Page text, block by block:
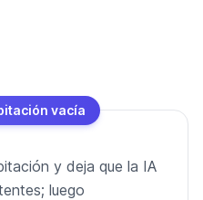
vacía
y deja que la IA
luego